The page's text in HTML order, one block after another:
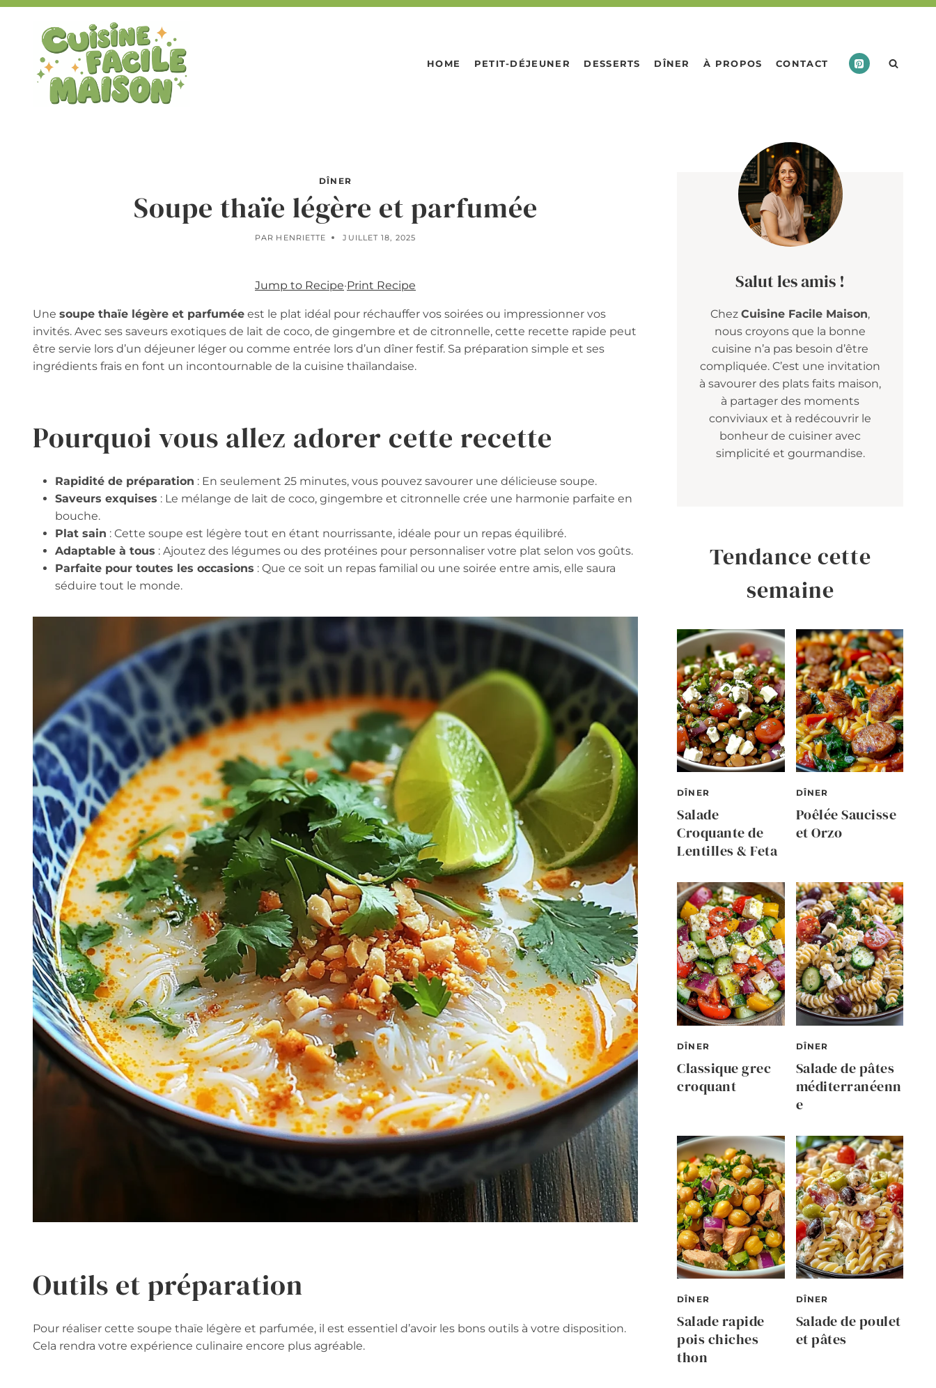
Aller
contenu
HOME PETIT-DÉJEUNER DESSERTS DÎNER À PROPOS CONTACT
DÎNER
Soupe thaïe légère et parfumée
PAR HENRIETTE JUILLET 18, 2025
Jump to Recipe·Print Recipe
Une soupe thaïe légère et parfumée est le plat idéal pour réchauffer vos soirées ou impressionner vos
invités. Avec ses saveurs exotiques de lait de coco, de gingembre et de citronnelle, cette recette rapide peut
être servie lors d’un déjeuner léger ou comme entrée lors d’un dîner festif. Sa préparation simple et ses
ingrédients frais en font un incontournable de la cuisine thaïlandaise.
Pourquoi vous allez adorer cette recette
Rapidité de préparation : En seulement 25 minutes, vous pouvez savourer une délicieuse soupe.
Saveurs exquises : Le mélange de lait de coco, gingembre et citronnelle crée une harmonie parfaite en
bouche.
Plat sain : Cette soupe est légère tout en étant nourrissante, idéale pour un repas équilibré.
Adaptable à tous : Ajoutez des légumes ou des protéines pour personnaliser votre plat selon vos goûts.
Parfaite pour toutes les occasions : Que ce soit un repas familial ou une soirée entre amis, elle saura
séduire tout le monde.
Outils et préparation
Pour réaliser cette soupe thaïe légère et parfumée, il est essentiel d’avoir les bons outils à votre disposition.
Cela rendra votre expérience culinaire encore plus agréable.
Salut les amis !
Chez Cuisine Facile Maison,
nous croyons que la bonne
cuisine n’a pas besoin d’être
compliquée. C’est une invitation
à savourer des plats faits maison,
à partager des moments
conviviaux et à redécouvrir le
bonheur de cuisiner avec
simplicité et gourmandise.
Tendance cette
semaine
DÎNER
Salade
Croquante de
Lentilles & Feta
DÎNER
Poêlée Saucisse
et Orzo
DÎNER
Classique grec
croquant
DÎNER
Salade de pâtes
méditerranéenn
e
DÎNER
Salade rapide
pois chiches
thon
DÎNER
Salade de poulet
et pâtes